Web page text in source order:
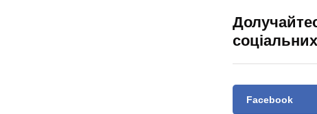
Facebook